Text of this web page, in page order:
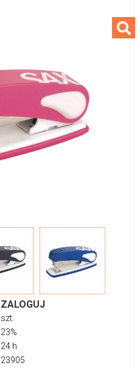
ZALOGUJ
szt.
23%
24 h
23905